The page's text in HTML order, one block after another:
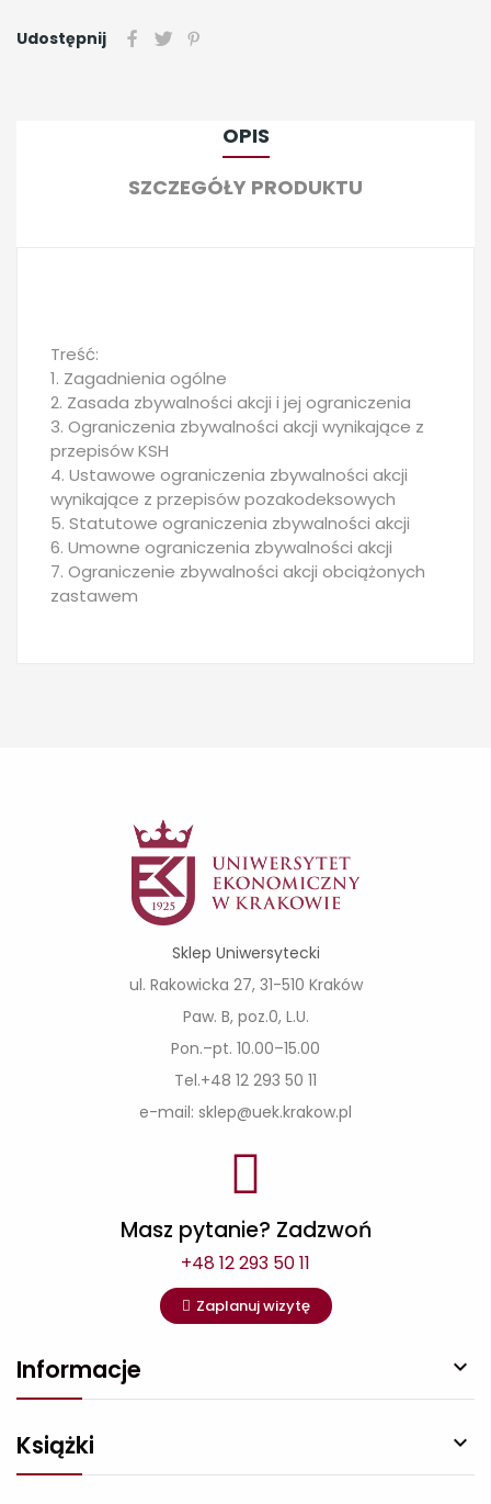
Udostępnij
OPIS
SZCZEGÓŁY PRODUKTU
Treść:
1. Zagadnienia ogólne
2. Zasada zbywalności akcji i jej ograniczenia
3. Ograniczenia zbywalności akcji wynikające z
przepisów KSH
4. Ustawowe ograniczenia zbywalności akcji
wynikające z przepisów pozakodeksowych
5. Statutowe ograniczenia zbywalności akcji
6. Umowne ograniczenia zbywalności akcji
7. Ograniczenie zbywalności akcji obciążonych
zastawem
Sklep Uniwersytecki
ul. Rakowicka 27, 31-510 Kraków
Paw. B, poz.0, L.U.
Pon.–pt. 10.00–15.00
Tel.+48 12 293 50 11
e-mail: sklep@uek.krakow.pl
Masz pytanie? Zadzwoń
+48 12 293 50 11
Zaplanuj wizytę
Informacje 
Książki 